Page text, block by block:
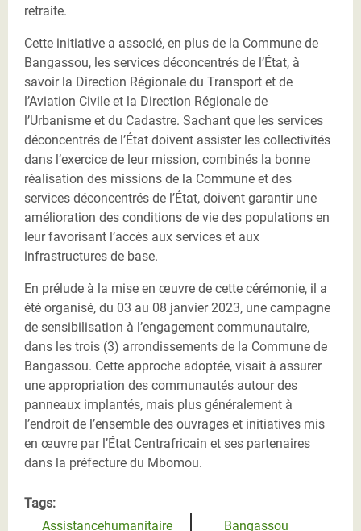
retraite.
Cette initiative a associé, en plus de la Commune de
Bangassou, les services déconcentrés de l’État, à
savoir la Direction Régionale du Transport et de
l’Aviation Civile et la Direction Régionale de
l’Urbanisme et du Cadastre. Sachant que les services
déconcentrés de l’État doivent assister les collectivités
dans l’exercice de leur mission, combinés la bonne
réalisation des missions de la Commune et des
services déconcentrés de l’État, doivent garantir une
amélioration des conditions de vie des populations en
leur favorisant l’accès aux services et aux
infrastructures de base.
En prélude à la mise en œuvre de cette cérémonie, il a
été organisé, du 03 au 08 janvier 2023, une campagne
de sensibilisation à l’engagement communautaire,
dans les trois (3) arrondissements de la Commune de
Bangassou. Cette approche adoptée, visait à assurer
une appropriation des communautés autour des
panneaux implantés, mais plus généralement à
l’endroit de l’ensemble des ouvrages et initiatives mis
en œuvre par l’État Centrafricain et ses partenaires
dans la préfecture du Mbomou.
Tags:
Assistancehumanitaire
Bangassou